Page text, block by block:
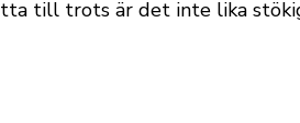
till trots är det inte lika